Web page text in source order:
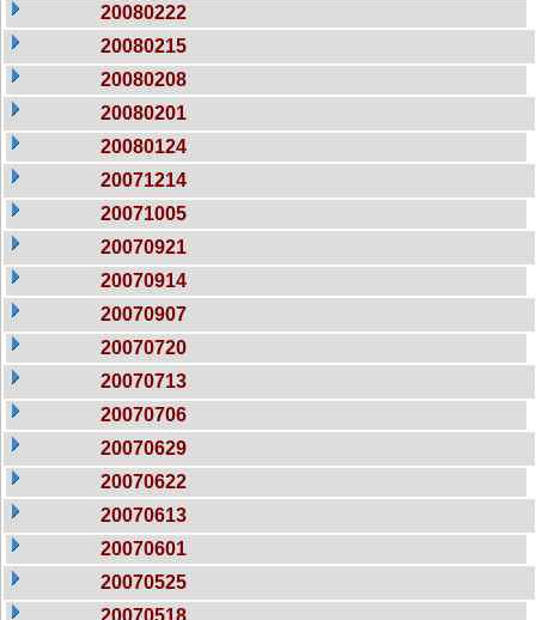
20080222
20080215
20080208
20080201
20080124
20071214
20071005
20070921
20070914
20070907
20070720
20070713
20070706
20070629
20070622
20070613
20070601
20070525
20070518